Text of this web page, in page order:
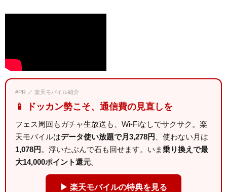
#PR ／ 楽天モバイル紹介
📱 ドッカン勢こそ、通信費の見直しを
フェス周回もガチャ生放送も、Wi-Fiなしでサクサク。楽
天モバイルはデータ使い放題で月3,278円
、使わない月は
1,078円 。浮いたぶんで石も回せます。いま乗り換えで最
大14,000ポイント還元。
▶ 楽天モバイルの特典を見る